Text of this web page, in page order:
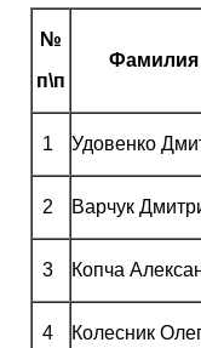
№
п\п
1 Удовенко
2 Варчук
3 Копча
4 Колесник